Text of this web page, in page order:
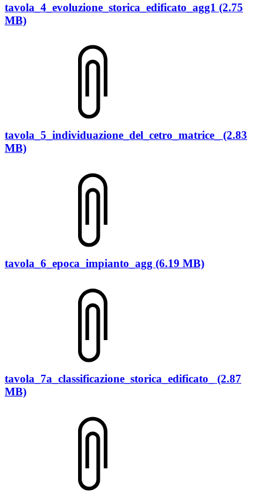
tavola_4_evoluzione_storica_edificato_agg1 (2.75
MB)
tavola_5_individuazione_del_cetro_matrice_ (2.83
MB)
tavola_6_epoca_impianto_agg (6.19 MB)
tavola_7a_classificazione_storica_edificato_ (2.87
MB)